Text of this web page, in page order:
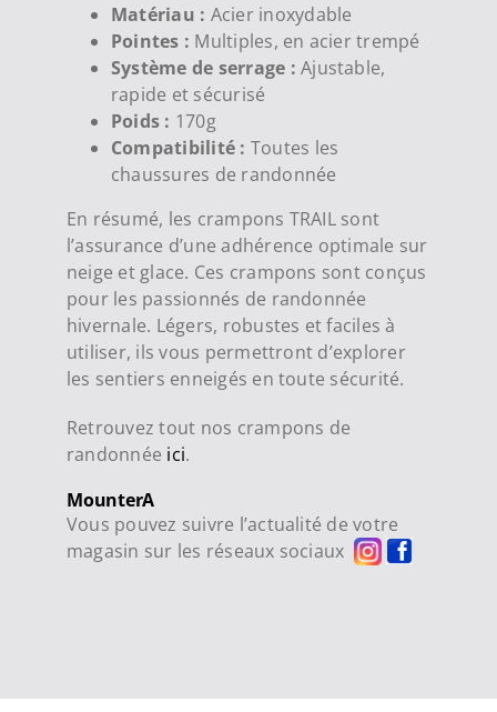
Matériau : Acier inoxydable
Pointes : Multiples, en acier trempé
Système de serrage : Ajustable,
rapide et sécurisé
Poids : 170g
Compatibilité : Toutes les
chaussures de randonnée
En résumé, les crampons TRAIL sont
l’assurance d’une adhérence optimale sur
neige et glace. Ces crampons sont conçus
pour les passionnés de randonnée
hivernale. Légers, robustes et faciles à
utiliser, ils vous permettront d’explorer
les sentiers enneigés en toute sécurité.
Retrouvez tout nos crampons de
randonnée ici.
MounterA
Vous pouvez suivre l’actualité de votre
magasin sur les réseaux sociaux